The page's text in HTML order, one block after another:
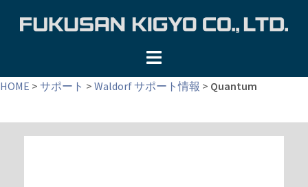
ツ
HOME > サポート > Waldorf サポート情報 > Quantum